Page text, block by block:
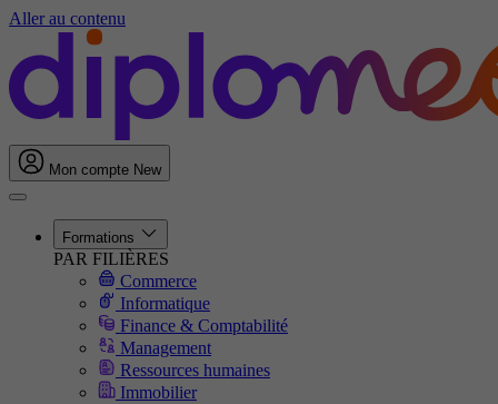
Aller au contenu
Mon compte New
Formations
PAR FILIÈRES
Commerce
Informatique
Finance & Comptabilité
Management
Ressources humaines
Immobilier